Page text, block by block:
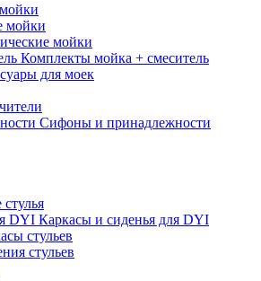
мойки
мойки
Комплекты мойка + смеситель
для моек
Сифоны и принадлежности
Каркасы и сиденья для DYI
стульев
стульев